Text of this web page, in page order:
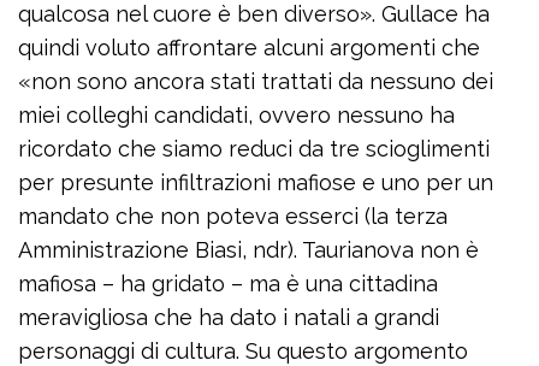
qualcosa nel cuore è ben diverso». Gullace ha
quindi voluto affrontare alcuni argomenti che
«non sono ancora stati trattati da nessuno dei
miei colleghi candidati, ovvero nessuno ha
ricordato che siamo reduci da tre scioglimenti
per presunte infiltrazioni mafiose e uno per un
mandato che non poteva esserci (la terza
Amministrazione Biasi, ndr). Taurianova non è
mafiosa – ha gridato – ma è una cittadina
meravigliosa che ha dato i natali a grandi
personaggi di cultura. Su questo argomento